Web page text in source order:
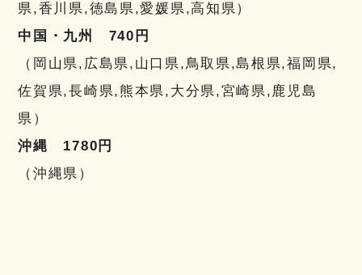
県,香川県,徳島県,愛媛県,高知県）
中国・九州 740円
（岡山県,広島県,山口県,鳥取県,島根県,福岡県,
佐賀県,長崎県,熊本県,大分県,宮崎県,鹿児島
県）
沖縄 1780円
（沖縄県）